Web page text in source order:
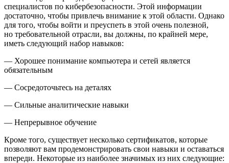
специалистов по кибербезопасности. Этой информации
достаточно, чтобы привлечь внимание к этой области. Однако
для того, чтобы войти и преуспеть в этой очень полезной,
но требовательной отрасли, вы должны, по крайней мере,
иметь следующий набор навыков:
— Хорошее понимание компьютера и сетей является
обязательным
— Сосредоточьтесь на деталях
— Сильные аналитические навыки
— Непрерывное обучение
Кроме того, существует несколько сертификатов, которые
позволяют вам продемонстрировать свои навыки и оставаться
впереди. Некоторые из наиболее значимых из них следующие: